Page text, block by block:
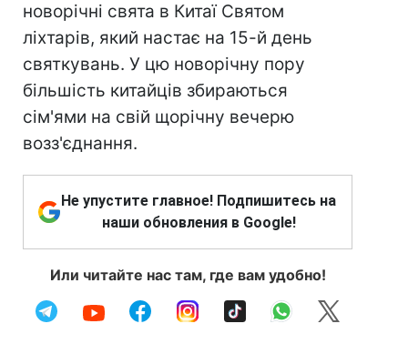
новорічні свята в Китаї Святом
ліхтарів, який настає на 15-й день
святкувань. У цю новорічну пору
більшість китайців збираються
сім'ями на свій щорічну вечерю
возз'єднання.
Не упустите главное! Подпишитесь на
наши обновления в Google!
Или читайте нас там, где вам удобно!